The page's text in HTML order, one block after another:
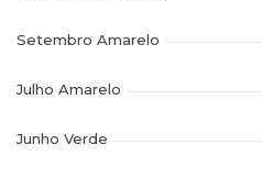
Setembro Amarelo
Julho Amarelo
Junho Verde